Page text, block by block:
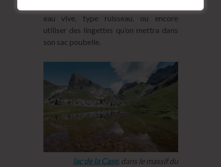
eau vive, type ruisseau, ou encore
utiliser des lingettes qu’on mettra dans
son sac poubelle.
lac de la Case, dans le massif du